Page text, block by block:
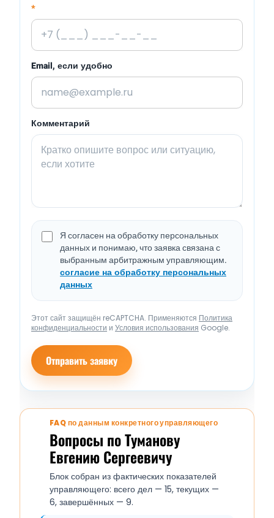
*
Email, если удобно
Комментарий
Я согласен на обработку персональных
данных и понимаю, что заявка связана с
выбранным арбитражным управляющим.
согласие на обработку персональных
данных
Этот сайт защищён reCAPTCHA. Применяются Политика
конфиденциальности и Условия использования Google.
Отправить заявку
FAQ по данным конкретного управляющего
Вопросы по Туманову
Евгению Сергеевичу
Блок собран из фактических показателей
управляющего: всего дел — 15, текущих —
6, завершённых — 9.